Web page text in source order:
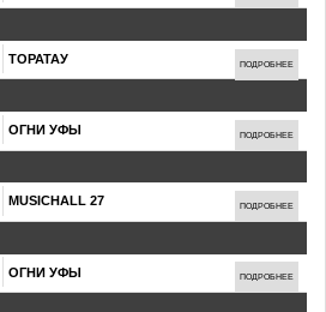
ТОРАТАУ ПОДРОБНЕЕ
ОГНИ УФЫ ПОДРОБНЕЕ
MUSICHALL 27 ПОДРОБНЕЕ
ОГНИ УФЫ ПОДРОБНЕЕ